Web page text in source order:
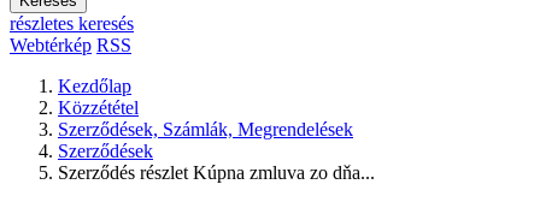
részletes keresés
Webtérkép RSS
Kezdőlap
Közzététel
Szerződések, Számlák, Megrendelések
Szerződések
Szerződés részlet Kúpna zmluva zo dňa...